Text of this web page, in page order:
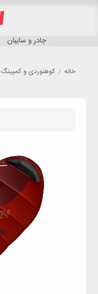
چادر و سایبان
خانه / کوهنوردی و کمپینگ